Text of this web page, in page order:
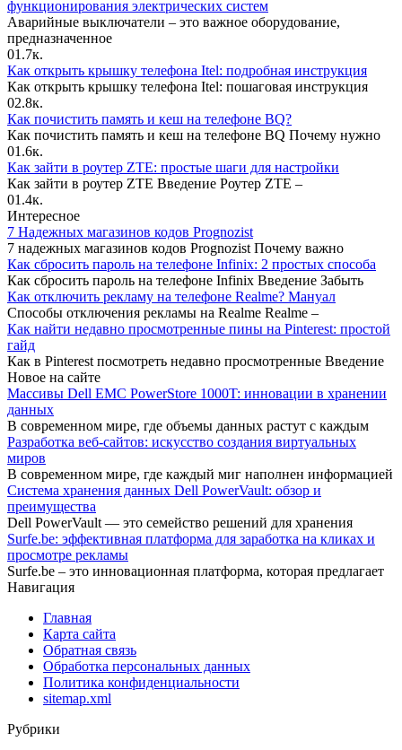
функционирования электрических систем
Аварийные выключатели – это важное оборудование,
предназначенное
01.7к.
Как открыть крышку телефона Itel: подробная инструкция
Как открыть крышку телефона Itel: пошаговая инструкция
02.8к.
Как почистить память и кеш на телефоне BQ?
Как почистить память и кеш на телефоне BQ Почему нужно
01.6к.
Как зайти в роутер ZTE: простые шаги для настройки
Как зайти в роутер ZTE Введение Роутер ZTE –
01.4к.
Интересное
7 Надежных магазинов кодов Prognozist
7 надежных магазинов кодов Prognozist Почему важно
Как сбросить пароль на телефоне Infinix: 2 простых способа
Как сбросить пароль на телефоне Infinix Введение Забыть
Как отключить рекламу на телефоне Realme? Мануал
Способы отключения рекламы на Realme Realme –
Как найти недавно просмотренные пины на Pinterest: простой
гайд
Как в Pinterest посмотреть недавно просмотренные Введение
Новое на сайте
Массивы Dell EMC PowerStore 1000T: инновации в хранении
данных
В современном мире, где объемы данных растут с каждым
Разработка веб-сайтов: искусство создания виртуальных
миров
В современном мире, где каждый миг наполнен информацией
Система хранения данных Dell PowerVault: обзор и
преимущества
Dell PowerVault — это семейство решений для хранения
Surfe.be: эффективная платформа для заработка на кликах и
просмотре рекламы
Surfe.be – это инновационная платформа, которая предлагает
Навигация
Главная
Карта сайта
Обратная связь
Обработка персональных данных
Политика конфиденциальности
sitemap.xml
Рубрики